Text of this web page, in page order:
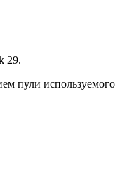
29.
пули используемого